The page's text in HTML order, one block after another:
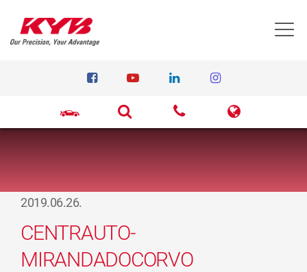
2019.06.26.
CENTRAUTO-
MIRANDADOCORVO